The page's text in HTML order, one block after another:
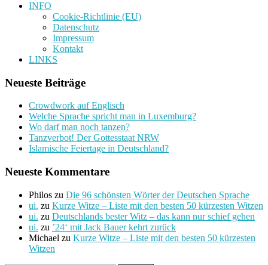
INFO
Cookie-Richtlinie (EU)
Datenschutz
Impressum
Kontakt
LINKS
Neueste Beiträge
Crowdwork auf Englisch
Welche Sprache spricht man in Luxemburg?
Wo darf man noch tanzen?
Tanzverbot! Der Gottesstaat NRW
Islamische Feiertage in Deutschland?
Neueste Kommentare
Philos zu Die 96 schönsten Wörter der Deutschen Sprache
ui. zu Kurze Witze – Liste mit den besten 50 kürzesten Witzen
ui. zu Deutschlands bester Witz – das kann nur schief gehen
ui. zu ’24‘ mit Jack Bauer kehrt zurück
Michael zu Kurze Witze – Liste mit den besten 50 kürzesten
Witzen